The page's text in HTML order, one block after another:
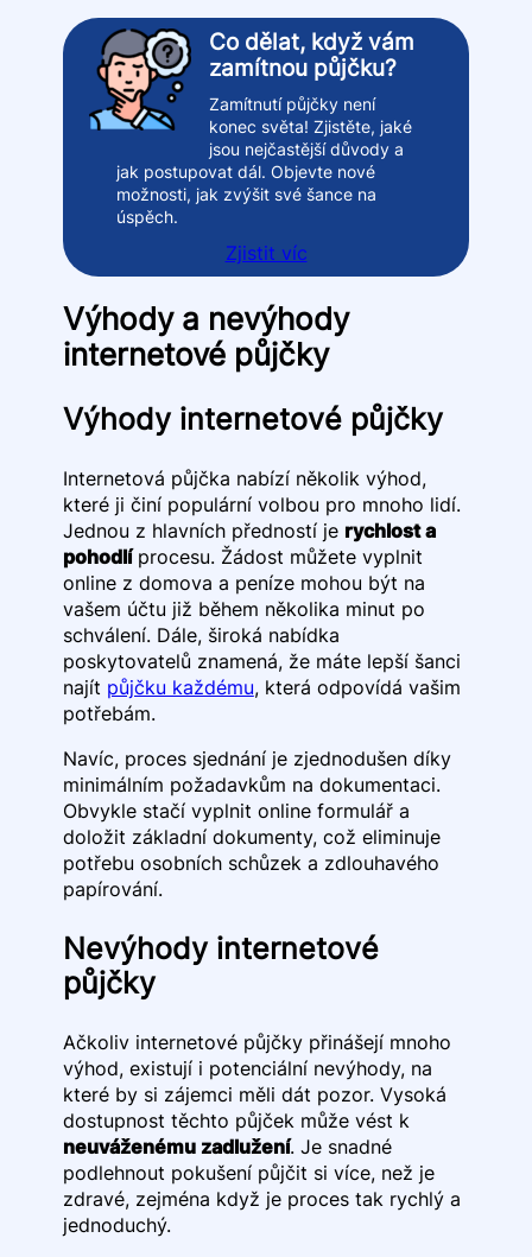
Co dělat, když vám
zamítnou půjčku?
Zamítnutí půjčky není
konec světa! Zjistěte, jaké
jsou nejčastější důvody a
jak postupovat dál. Objevte nové
možnosti, jak zvýšit své šance na
úspěch.
Zjistit víc
Výhody a nevýhody
internetové půjčky
Výhody internetové půjčky
Internetová půjčka nabízí několik výhod,
které ji činí populární volbou pro mnoho lidí.
Jednou z hlavních předností je rychlost a
pohodlíprocesu. Žádost můžete vyplnit
online z domova a peníze mohou být na
vašem účtu již během několika minut po
schválení. Dále, široká nabídka
poskytovatelů znamená, že máte lepší šanci
najít půjčku každému, která odpovídá vašim
potřebám.
Navíc, proces sjednání je zjednodušen díky
minimálním požadavkům na dokumentaci.
Obvykle stačí vyplnit online formulář a
doložit základní dokumenty, což eliminuje
potřebu osobních schůzek a zdlouhavého
papírování.
Nevýhody internetové
půjčky
Ačkoliv internetové půjčky přinášejí mnoho
výhod, existují i potenciální nevýhody, na
které by si zájemci měli dát pozor. Vysoká
dostupnost těchto půjček může vést k
neuváženému zadlužení. Je snadné
podlehnout pokušení půjčit si více, než je
zdravé, zejména když je proces tak rychlý a
jednoduchý.